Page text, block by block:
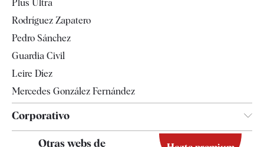
Televisión
Plus Ultra
Rodríguez Zapatero
Pedro Sánchez
Guardia Civil
Leire Díez
Mercedes González Fernández
Corporativo
Contacto
Otras webs de